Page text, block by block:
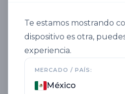
Te estamos mostrando
dispositivo es otra,
experiencia.
MERCADO / PAÍS:
México